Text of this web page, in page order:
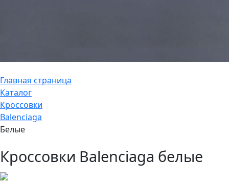
Главная страница
Каталог
Кроссовки
Balenciaga
Белые
Кроссовки Balenciaga белые